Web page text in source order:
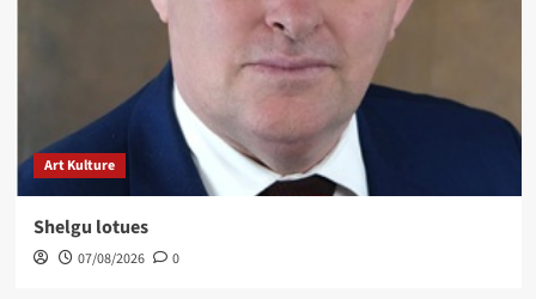
Art Kulture
Shelgu lotues
07/08/2026 0